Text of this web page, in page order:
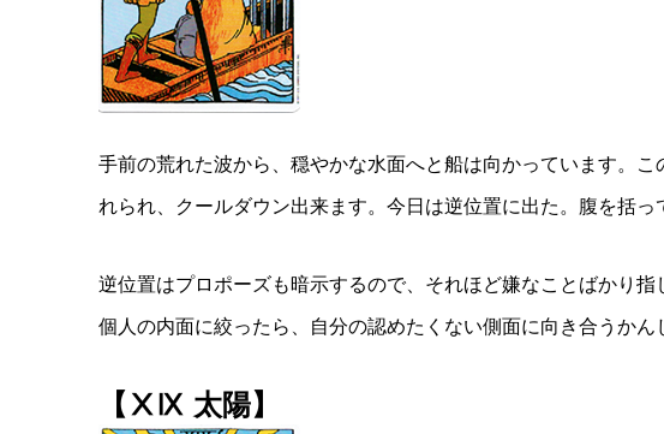
手前の荒れた波から、穏やかな水面へと船は向かっています。
れられ、クールダウン出来ます。今日は逆位置に出た。腹を括っ
逆位置はプロポーズも暗示するので、それほど嫌なことばかり指
個人の内面に絞ったら、自分の認めたくない側面に向き合うかん
【ⅩⅨ 太陽】